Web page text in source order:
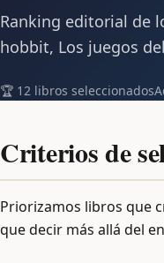
Ranking editorial de
hobbit, Los juegos
🏆 12 libros seleccionados
Criterios de
Priorizamos libros que
que decir más allá del